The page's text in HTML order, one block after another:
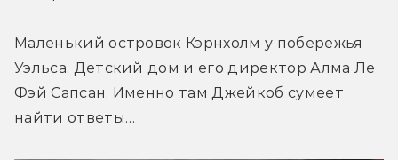
Маленький островок Кэрнхолм у побережья
Уэльса. Детский дом и его директор Алма Ле
Фэй Сапсан. Именно там Джейкоб сумеет
найти ответы…